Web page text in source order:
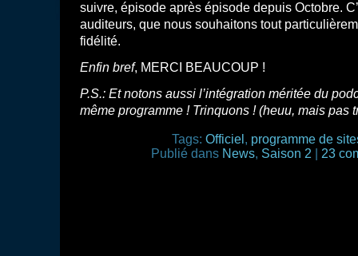
suivre, épisode après épisode depuis Octobre.
auditeurs, que nous souhaitons tout
fidélité.
Enfin bref, MERCI BEAUCOUP !
P.S.: Et notons aussi l’intégration méritée du
même programme ! Trinquons ! (heuu, mais
Tags: Officiel , programme de
Publié dans News, Saison 2 23